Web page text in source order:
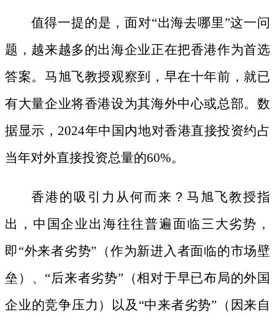
值得一提的是，面对“出海去哪里”这一问
题，越来越多的出海企业正在把香港作为首选
答案。马旭飞教授观察到，早在十年前，就已
有大量企业将香港设为其海外中心或总部。数
据显示，2024年中国内地对香港直接投资约占
当年对外直接投资总量的60%。
香港的吸引力从何而来？马旭飞教授指
出，中国企业出海往往普遍面临三大劣势，
即“外来者劣势”（作为新进入者面临的市场壁
垒）、“后来者劣势”（相对于早已布局的外国
企业的竞争压力）以及“中来者劣势”（因来自